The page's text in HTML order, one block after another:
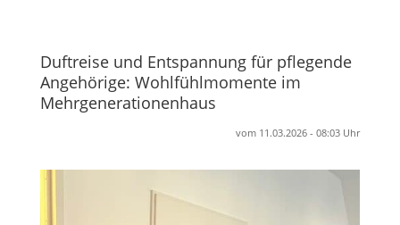
Duftreise und Entspannung für pflegende
Angehörige: Wohlfühlmomente im
Mehrgenerationenhaus
vom 11.03.2026 - 08:03 Uhr